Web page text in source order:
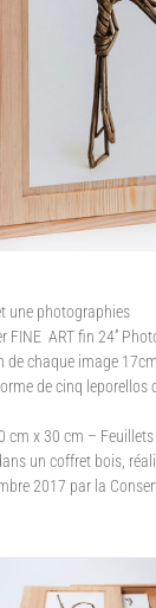
une photographies
FINE ART fin 24’’
de chaque image
de cinq
cm x 30 cm – Feuillets
un coffret bois,
2017 par la